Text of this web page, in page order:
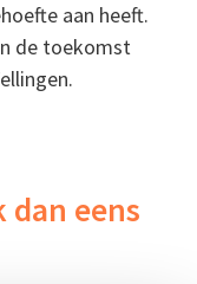
aan heeft.
de toekomst
dan eens